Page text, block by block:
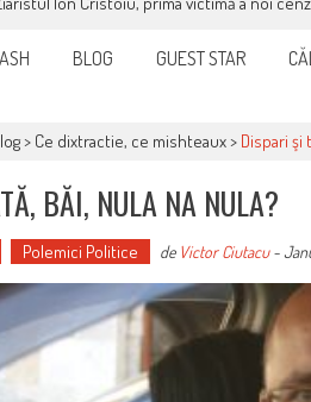
BLOG GUEST STAR
> Ce dixtractie, ce mishteaux> Dispari şi
BĂI, NULA NA NULA?
Polemici Politice de Victor Ciutacu-